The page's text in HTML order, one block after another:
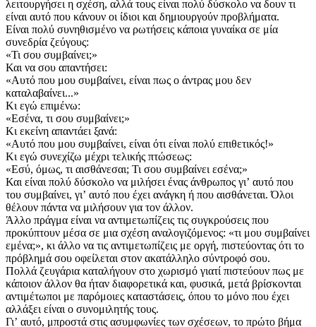
λειτουργήσει η σχέση, αλλά τους είναι πολύ δύσκολο να δουν τι
είναι αυτό που κάνουν οι ίδιοι και δημιουργούν προβλήματα.
Είναι πολύ συνηθισμένο να ρωτήσεις κάποια γυναίκα σε μία
συνεδρία ζεύγους:
«Τι σου συμβαίνει;»
Και να σου απαντήσει:
«Αυτό που μου συμβαίνει, είναι πως ο άντρας μου δεν
καταλαβαίνει...»
Κι εγώ επιμένω:
«Εσένα, τι σου συμβαίνει;»
Κι εκείνη απαντάει ξανά:
«Αυτό που μου συμβαίνει, είναι ότι είναι πολύ επιθετικός!»
Κι εγώ συνεχίζω μέχρι τελικής πτώσεως:
«Εσύ, όμως, τι αισθάνεσαι; Τι σου συμβαίνει εσένα;»
Και είναι πολύ δύσκολο να μιλήσει ένας άνθρωπος γιʼ αυτό που
του συμβαίνει, γιʼ αυτό που έχει ανάγκη ή που αισθάνεται. Όλοι
θέλουν πάντα να μιλήσουν για τον άλλον.
Άλλο πράγμα είναι να αντιμετωπίζεις τις συγκρούσεις που
προκύπτουν μέσα σε μια σχέση αναλογιζόμενος: «τι μου συμβαίνει
εμένα;», κι άλλο να τις αντιμετωπίζεις με οργή, πιστεύοντας ότι το
πρόβλημά σου οφείλεται στον ακατάλληλο σύντροφό σου.
Πολλά ζευγάρια καταλήγουν στο χωρισμό γιατί πιστεύουν πως με
κάποιον άλλον θα ήταν διαφορετικά και, φυσικά, μετά βρίσκονται
αντιμέτωποι με παρόμοιες καταστάσεις, όπου το μόνο που έχει
αλλάξει είναι ο συνομιλητής τους.
Γιʼ αυτό, μπροστά στις ασυμφωνίες των σχέσεων, το πρώτο βήμα